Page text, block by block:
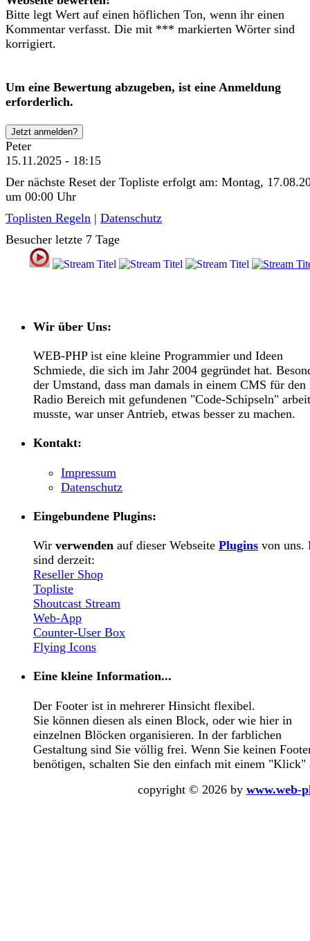
Bitte legt Wert auf einen höflichen Ton, wenn ihr einen
Kommentar verfasst. Die mit *** markierten Wörter sind
korrigiert.
Um eine Bewertung abzugeben, ist eine Anmeldung
erforderlich.
Jetzt anmelden?
Peter
15.11.2025 - 18:15
Der nächste Reset der Topliste erfolgt am: Montag,
um 00:00 Uhr
Toplisten Regeln | Datenschutz
Besucher letzte 7 Tage
Wir über Uns:
WEB-PHP ist eine kleine Programmier und Ideen
Schmiede, die sich im Jahr 2004 gegründet hat.
der Umstand, dass man damals in einem CMS für den
Radio Bereich mit gefundenen "Code-Schipseln"
musste, war unser Antrieb, etwas besser zu machen.
Kontakt:
Impressum
Datenschutz
Eingebundene Plugins:
Wir verwenden auf dieser Webseite Plugins von uns.
sind derzeit:
Reseller Shop
Topliste
Shoutcast Stream
Web-App
Counter-User Box
Flying Icons
Eine kleine Information...
Der Footer ist in mehrerer Hinsicht flexibel.
Sie können diesen als einen Block, oder wie hier in
einzelnen Blöcken organisieren. In der farblichen
Gestaltung sind Sie völlig frei. Wenn Sie keinen
benötigen, schalten Sie den einfach mit einem "Klick"
copyright © 2026 by www.web-